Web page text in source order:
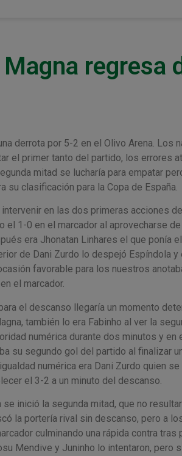
regresa
derrota por 5-2 en el Olivo Arena.
el primer tanto del partido, los errores
mitad se lucharía para empatar
su clasificación para la Copa de España.
en las dos primeras acciones
el 1-0 en el marcador al aprovecharse
era Jhonatan Linhares el que ponía
de Dani Zurdo lo despejó Espíndola
favorable para los nuestros
el marcador.
el descanso llegaría un momento
también lo era Fabinho al ver la
numérica durante dos minutos y
su segundo gol del partido al finalizar
numérica era Dani Zurdo quien
el 3-2 a un minuto del descanso.
inició la segunda mitad, que no
la portería rival sin descanso, pero a
culminando una rápida contra
Mendive y Juninho lo intentaron,